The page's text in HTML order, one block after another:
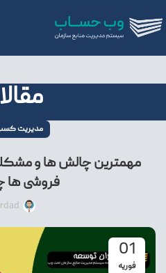
مدیریت
مهمترین چالش ها و
فروشی
01
فوریه